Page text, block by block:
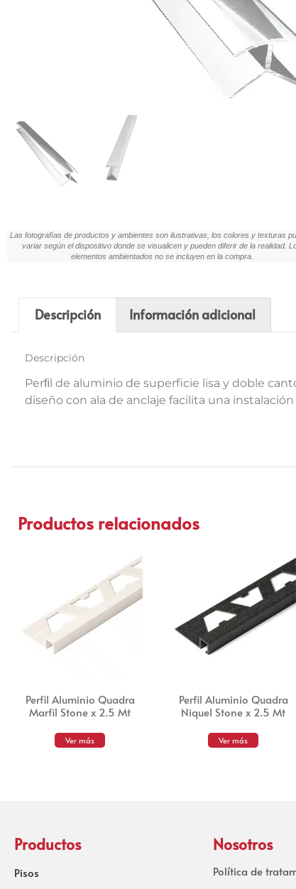
Las fotografías de productos y ambientes son ilustrativas, los colores y texturas
variar según el dispositivo donde se visualicen y pueden diferir de la realidad.
elementos ambientados no se incluyen en la compra.
Descripción Información adicional
Descripción
Perﬁl de aluminio de superficie lisa y doble
diseño con ala de anclaje facilita una
Productos relacionados
Perfil Aluminio Quadra
Marfil Stone x 2.5 Mt
Ver más
Perfil Aluminio Quadra
Niquel Stone x 2.5 Mt
Ver más
Productos
Pisos
Nosotros
Política de